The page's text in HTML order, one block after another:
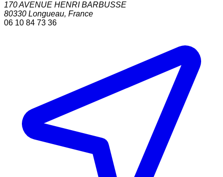
170 AVENUE HENRI BARBUSSE
80330 Longueau, France
06 10 84 73 36